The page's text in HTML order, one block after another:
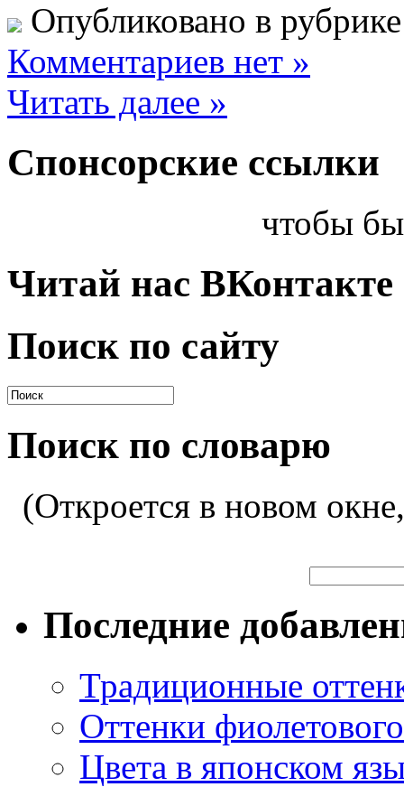
Опубликовано в
Комментариев нет »
Читать далее »
Спонсорские ссылки
чтобы
Читай нас ВКонтакте
Поиск по сайту
Поиск по словарю
(Откроется в новом
Последние
Традиционные
Оттенки
Цвета в японском